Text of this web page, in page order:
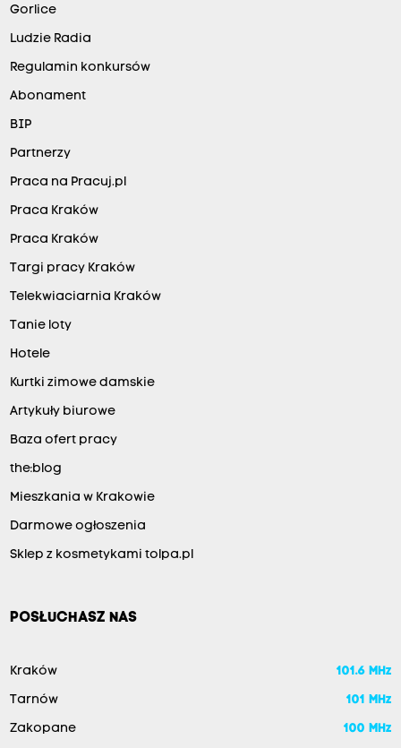
Gorlice
Ludzie Radia
Regulamin konkursów
Abonament
BIP
Partnerzy
Praca na Pracuj.pl
Praca Kraków
Praca Kraków
Targi pracy Kraków
Telekwiaciarnia Kraków
Tanie loty
Hotele
Kurtki zimowe damskie
Artykuły biurowe
Baza ofert pracy
the:blog
Mieszkania w Krakowie
Darmowe ogłoszenia
Sklep z kosmetykami tolpa.pl
POSŁUCHASZ NAS
Kraków 101.6 MHz
Tarnów 101 MHz
Zakopane 100 MHz